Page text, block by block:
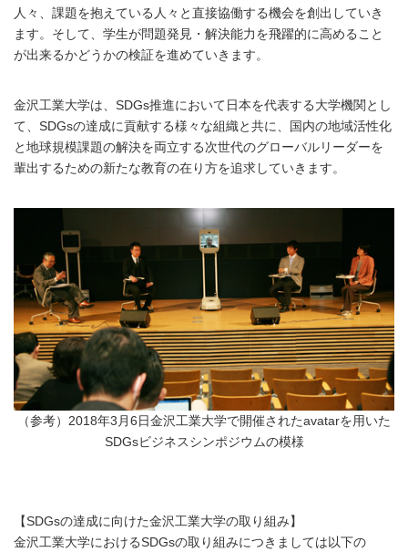
人々、課題を抱えている人々と直接協働する機会を創出していき
ます。そして、学生が問題発見・解決能力を飛躍的に高めること
が出来るかどうかの検証を進めていきます。
金沢工業大学は、SDGs推進において日本を代表する大学機関とし
て、SDGsの達成に貢献する様々な組織と共に、国内の地域活性化
と地球規模課題の解決を両立する次世代のグローバルリーダーを
輩出するための新たな教育の在り方を追求していきます。
（参考）2018年3月6日金沢工業大学で開催されたavatarを用いた
SDGsビジネスシンポジウムの模様
【SDGsの達成に向けた金沢工業大学の取り組み】
金沢工業大学におけるSDGsの取り組みにつきましては以下の